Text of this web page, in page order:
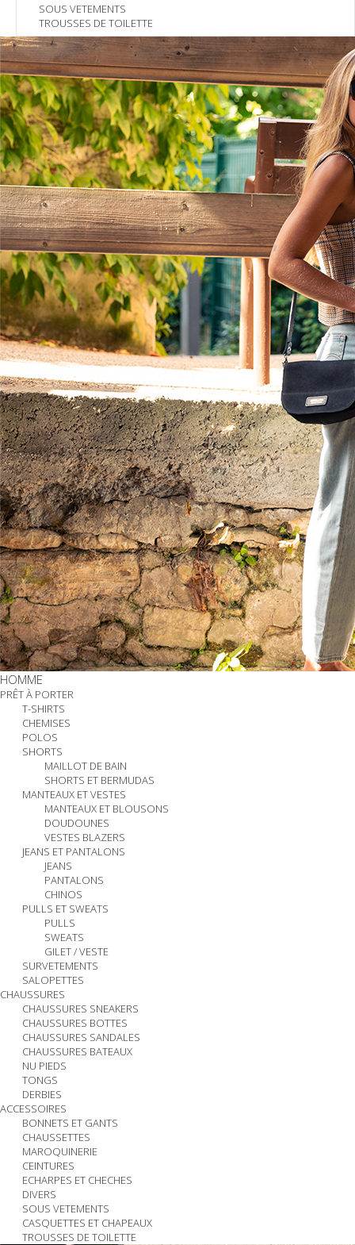
SOUS VETEMENTS
TROUSSES DE TOILETTE
HOMME
PRÊT À PORTER
T-SHIRTS
CHEMISES
POLOS
SHORTS
MAILLOT DE BAIN
SHORTS ET BERMUDAS
MANTEAUX ET VESTES
MANTEAUX ET BLOUSONS
DOUDOUNES
VESTES BLAZERS
JEANS ET PANTALONS
JEANS
PANTALONS
CHINOS
PULLS ET SWEATS
PULLS
SWEATS
GILET / VESTE
SURVETEMENTS
SALOPETTES
CHAUSSURES
CHAUSSURES SNEAKERS
CHAUSSURES BOTTES
CHAUSSURES SANDALES
CHAUSSURES BATEAUX
NU PIEDS
TONGS
DERBIES
ACCESSOIRES
BONNETS ET GANTS
CHAUSSETTES
MAROQUINERIE
CEINTURES
ECHARPES ET CHECHES
DIVERS
SOUS VETEMENTS
CASQUETTES ET CHAPEAUX
TROUSSES DE TOILETTE